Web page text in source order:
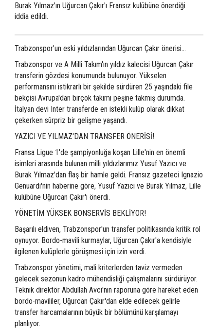
Burak Yılmaz'ın Uğurcan Çakır'ı Fransız kulübüne önerdiği
iddia edildi.
Trabzonspor'un eski yıldızlarından Uğurcan Çakır önerisi...
Trabzonspor ve A Milli Takım'ın yıldız kalecisi Uğurcan Çakır
transferin gözdesi konumunda bulunuyor. Yükselen
performansını istikrarlı bir şekilde sürdüren 25 yaşındaki file
bekçisi Avrupa'dan birçok takımı peşine takmış durumda.
İtalyan devi Inter transferde en istekli kulüp olarak dikkat
çekerken sürpriz bir gelişme yaşandı.
YAZICI VE YILMAZ'DAN TRANSFER ÖNERİSİ!
Fransa Ligue 1'de şampiyonluğa koşan Lille'nin en önemli
isimleri arasında bulunan milli yıldızlarımız Yusuf Yazıcı ve
Burak Yılmaz'dan flaş bir hamle geldi. Fransız gazeteci Ignazio
Genuardi'nin haberine göre, Yusuf Yazıcı ve Burak Yılmaz, Lille
kulübüne Uğurcan Çakır'ı önerdi.
YÖNETİM YÜKSEK BONSERVİS BEKLİYOR!
Başarılı eldiven, Trabzonspor'un transfer politikasında kritik rol
oynuyor. Bordo-mavili kurmaylar, Uğurcan Çakır'a kendisiyle
ilgilenen kulüplerle görüşmesi için izin verdi.
Trabzonspor yönetimi, mali kriterlerden taviz vermeden
gelecek sezonun kadro mühendisliği çalışmalarını sürdürüyor.
Teknik direktör Abdullah Avcı'nın raporuna göre hareket eden
bordo-mavililer, Uğurcan Çakır'dan elde edilecek gelirle
transfer harcamalarının büyük bir bölümünü karşılamayı
planlıyor.